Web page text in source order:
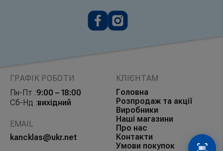
ГРАФІК РОБОТИ
Пн-Пт :9:00 – 18:00
Сб-Нд :вихідний
EMAIL
kancklas@ukr.net
КЛІЄНТАМ
Головна
Розпродаж та акції
Виробники
Наші магазини
Про нас
Контакти
Умови покупок